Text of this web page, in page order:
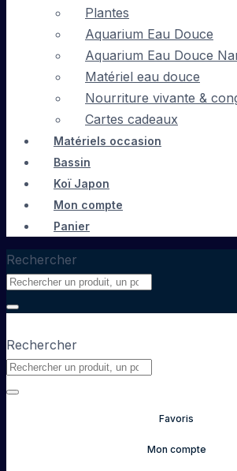
Plantes
Aquarium Eau Douce
Aquarium Eau Douce
Matériel eau douce
Nourriture vivante &
Cartes cadeaux
Matériels occasion
Bassin
Koï Japon
Mon compte
Panier
Rechercher
Rechercher
Favoris
Mon compte